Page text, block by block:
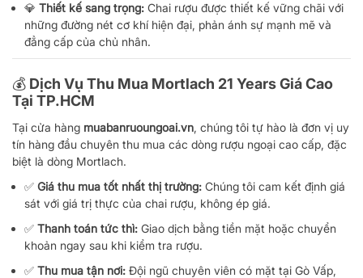
💎 Thiết kế sang trọng: Chai rượu được thiết kế vững chãi với
những đường nét cơ khí hiện đại, phản ánh sự mạnh mẽ và
đẳng cấp của chủ nhân.
💰 Dịch Vụ Thu Mua Mortlach 21 Years Giá Cao
Tại TP.HCM
Tại cửa hàng muabanruoungoai.vn, chúng tôi tự hào là đơn vị uy
tín hàng đầu chuyên thu mua các dòng rượu ngoại cao cấp, đặc
biệt là dòng Mortlach.
✅ Giá thu mua tốt nhất thị trường: Chúng tôi cam kết định giá
sát với giá trị thực của chai rượu, không ép giá.
✅ Thanh toán tức thì: Giao dịch bằng tiền mặt hoặc chuyển
khoản ngay sau khi kiểm tra rượu.
✅ Thu mua tận nơi: Đội ngũ chuyên viên có mặt tại Gò Vấp,